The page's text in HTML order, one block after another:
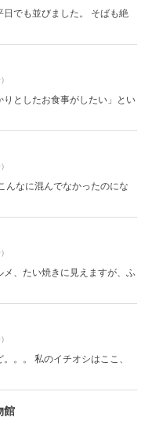
でも並びました。 そばも絶
りとしたお食事がしたい」とい
んなに混んでなかったのにな
、たい焼きに見えますが、ふ
。。 私のイチオシはここ、
館